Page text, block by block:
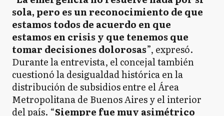
sola, pero es un reconocimiento de que
estamos todos de acuerdo en que
estamos en crisis y que tenemos que
tomar decisiones dolorosas”, expresó.
Durante la entrevista, el concejal también
cuestionó la desigualdad histórica en la
distribución de subsidios entre el Área
Metropolitana de Buenos Aires y el interior
del país. “Siempre fue muy asimétrico